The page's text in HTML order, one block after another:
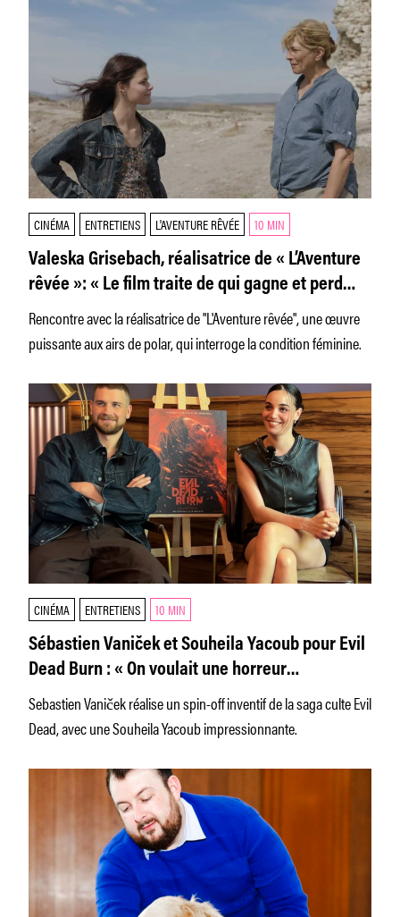
CINÉMA ENTRETIENS L'AVENTURE RÊVÉE 10 MIN
Valeska Grisebach, réalisatrice de « L’Aventure
rêvée »: « Le film traite de qui gagne et perd
dans le système actuel »
Rencontre avec la réalisatrice de "L'Aventure rêvée", une œuvre
puissante aux airs de polar, qui interroge la condition féminine.
CINÉMA ENTRETIENS 10 MIN
Sébastien Vaniček et Souheila Yacoub pour Evil
Dead Burn : « On voulait une horreur
cathartique. »
Sebastien Vaniček réalise un spin-off inventif de la saga culte Evil
Dead, avec une Souheila Yacoub impressionnante.